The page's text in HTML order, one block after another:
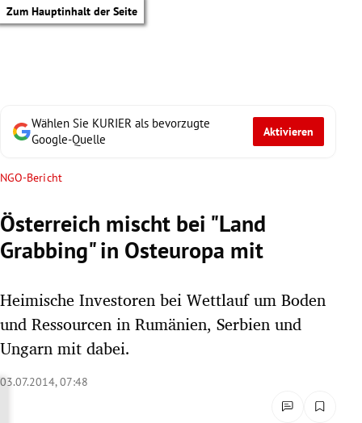
Zum Hauptinhalt der Seite
Untermenü
Untermenü
Wählen Sie KURIER als bevorzugte
Google-Quelle
Aktivieren
NGO-Bericht
Österreich mischt bei "Land
Grabbing" in Osteuropa mit
Heimische Investoren bei Wettlauf um Boden
und Ressourcen in Rumänien, Serbien und
Ungarn mit dabei.
03.07.2014, 07:48